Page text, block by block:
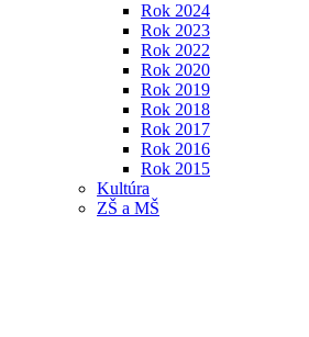
Rok 2024
Rok 2023
Rok 2022
Rok 2020
Rok 2019
Rok 2018
Rok 2017
Rok 2016
Rok 2015
Kultúra
ZŠ a MŠ